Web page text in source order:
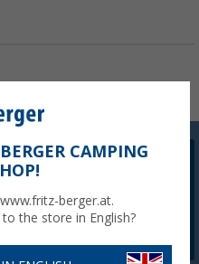
sichern
CAMPING
berger.at.
the store in English?